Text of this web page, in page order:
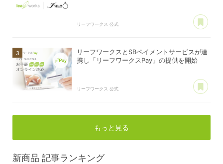
リーフワークス 公式
リーフワークスとSBペイメントサービスが連
携し「リーフワークスPay」の提供を開始
リーフワークス 公式
もっと見る
新商品 記事ランキング